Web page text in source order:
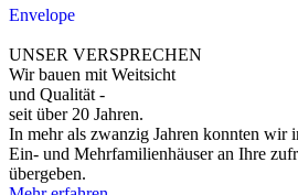
Envelope
UNSER VERSPRECHEN
Wir bauen mit Weitsicht
und Qualität -
seit über 20 Jahren.
In mehr als zwanzig Jahren konnten wir
Ein- und Mehrfamilienhäuser an Ihre
übergeben.